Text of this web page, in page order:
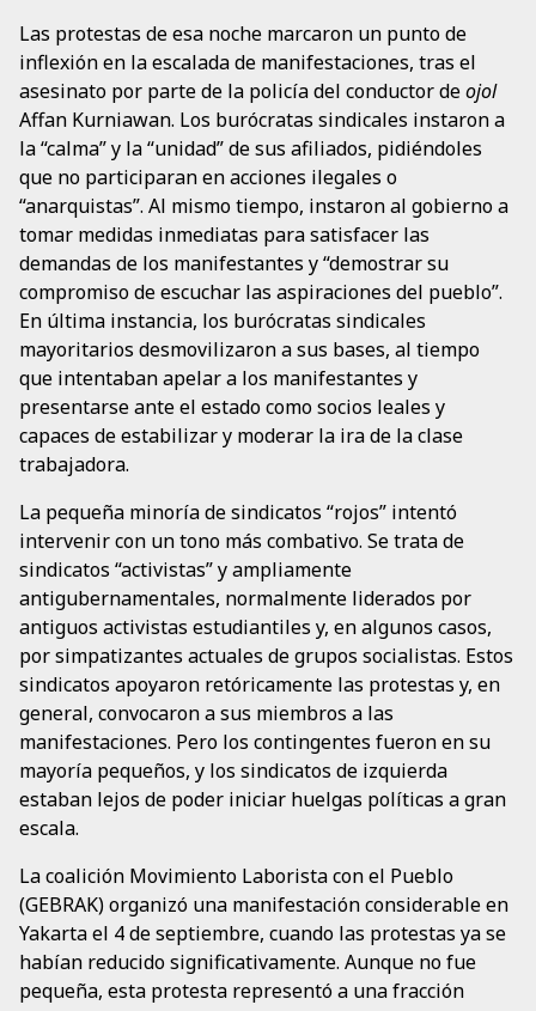
Las protestas de esa noche marcaron un punto de
inflexión en la escalada de manifestaciones, tras el
asesinato por parte de la policía del conductor deojol
Affan Kurniawan. Los burócratas sindicales instaron a
la “calma” y la “unidad” de sus afiliados, pidiéndoles
que no participaran en acciones ilegales o
“anarquistas”. Al mismo tiempo, instaron al gobierno a
tomar medidas inmediatas para satisfacer las
demandas de los manifestantes y “demostrar su
compromiso de escuchar las aspiraciones del pueblo”.
En última instancia, los burócratas sindicales
mayoritarios desmovilizaron a sus bases, al tiempo
que intentaban apelar a los manifestantes y
presentarse ante el estado como socios leales y
capaces de estabilizar y moderar la ira de la clase
trabajadora.
La pequeña minoría de sindicatos “rojos” intentó
intervenir con un tono más combativo. Se trata de
sindicatos “activistas” y ampliamente
antigubernamentales, normalmente liderados por
antiguos activistas estudiantiles y, en algunos casos,
por simpatizantes actuales de grupos socialistas. Estos
sindicatos apoyaron retóricamente las protestas y, en
general, convocaron a sus miembros a las
manifestaciones. Pero los contingentes fueron en su
mayoría pequeños, y los sindicatos de izquierda
estaban lejos de poder iniciar huelgas políticas a gran
escala.
La coalición Movimiento Laborista con el Pueblo
(GEBRAK) organizó una manifestación considerable en
Yakarta el 4 de septiembre, cuando las protestas ya se
habían reducido significativamente. Aunque no fue
pequeña, esta protesta representó a una fracción